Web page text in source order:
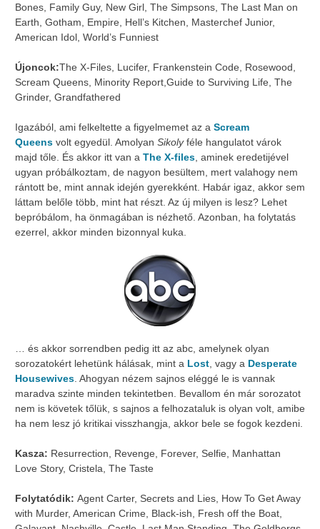
Bones, Family Guy, New Girl, The Simpsons, The Last Man on
Earth, Gotham, Empire, Hell’s Kitchen, Masterchef Junior,
American Idol, World’s Funniest
Újoncok:The X-Files, Lucifer, Frankenstein Code, Rosewood,
Scream Queens, Minority Report,Guide to Surviving Life, The
Grinder, Grandfathered
Igazából, ami felkeltette a figyelmemet az a Scream
Queens volt egyedül. Amolyan Sikolyféle hangulatot várok
majd tőle. És akkor itt van a The X-files, aminek eredetijével
ugyan próbálkoztam, de nagyon besültem, mert valahogy nem
rántott be, mint annak idején gyerekként. Habár igaz, akkor sem
láttam belőle több, mint hat részt. Az új milyen is lesz? Lehet
bepróbálom, ha önmagában is nézhető. Azonban, ha folytatás
ezerrel, akkor minden bizonnyal kuka.
… és akkor sorrendben pedig itt az abc, amelynek olyan
sorozatokért lehetünk hálásak, mint a Lost, vagy a Desperate
Housewives. Ahogyan nézem sajnos eléggé le is vannak
maradva szinte minden tekintetben. Bevallom én már sorozatot
nem is követek tőlük, s sajnos a felhozataluk is olyan volt, amibe
ha nem lesz jó kritikai visszhangja, akkor bele se fogok kezdeni.
Kasza: Resurrection, Revenge, Forever, Selfie, Manhattan
Love Story, Cristela, The Taste
Folytatódik: Agent Carter, Secrets and Lies, How To Get Away
with Murder, American Crime, Black-ish, Fresh off the Boat,